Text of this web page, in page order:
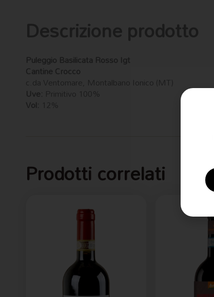
c.da Ventomare, Montalbano Ionico (MT)
Prodotti correlati